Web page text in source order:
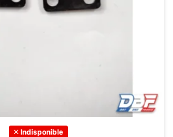
Indisponible